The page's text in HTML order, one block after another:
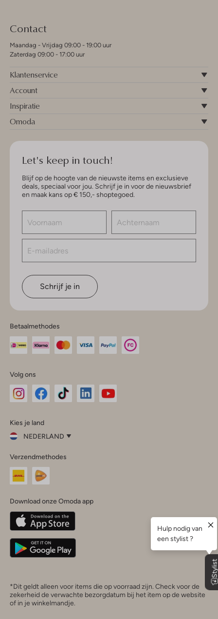
Contact
Maandag - Vrijdag 09:00 - 19:00 uur
Zaterdag 09:00 - 17:00 uur
Klantenservice
Account
Inspiratie
Omoda
Let's keep in touch!
Blijf op de hoogte van de nieuwste items en exclusieve
deals, speciaal voor jou. Schrijf je in voor de nieuwsbrief
en maak kans op € 150,- shoptegoed.
Schrijf je in
Betaalmethodes
Volg ons
InstagramFacebook
Kies je land
NEDERLAND
je
land
Nederland
Belgique(Français)
Deutschland
Verzendmethodes
Download onze Omoda app
*Dit geldt alleen voor items die op voorraad zijn. Check voor de
zekerheid de verwachte bezorgdatum bij het item op de website
of in je winkelmandje.